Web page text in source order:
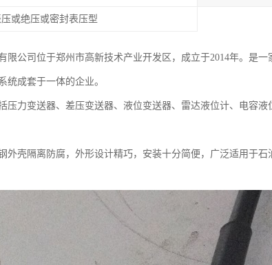
压或绝压或密封表压型
限公司位于郑州市高新技术产业开发区，成立于2014年。是
统成套于一体的企业。
压力变送器、差压变送器、液位变送器、雷达液位计、电容
外壳隔离防腐，外形设计精巧，安装十分简便，广泛适用于